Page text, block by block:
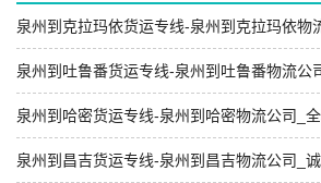
泉州到哈密货运专线-泉州到哈密物流公司_全
泉州到昌吉货运专线-泉州到昌吉物流公司_诚